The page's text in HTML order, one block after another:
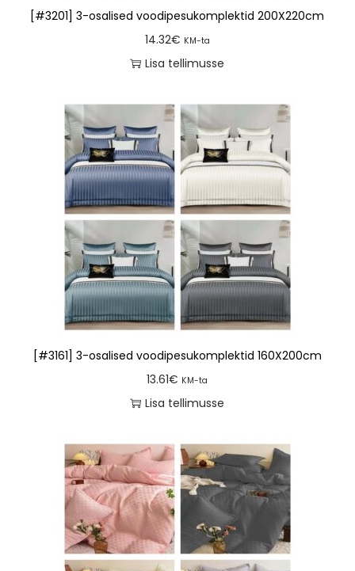
[#3201] 3-osalised voodipesukomplektid 200X220cm
14.32€ KM-ta
Lisa tellimusse
[#3161] 3-osalised voodipesukomplektid 160X200cm
13.61€ KM-ta
Lisa tellimusse